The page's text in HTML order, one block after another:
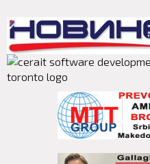
main
content